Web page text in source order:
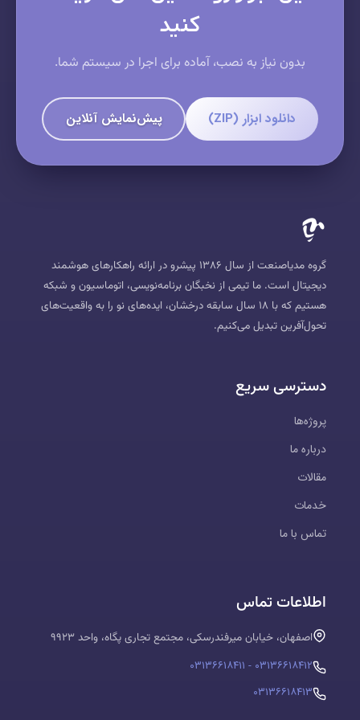
کنید
بدون نیاز به نصب، آماده برای اجرا در سیستم شما.
دانلود ابزار (ZIP) پیش‌نمایش آنلاین
گروه مدیاصنعت از سال ۱۳۸۶ پیشرو در ارائه راهکارهای هوشمند
دیجیتال است. ما تیمی از نخبگان برنامه‌نویسی، اتوماسیون و شبکه
هستیم که با ۱۸ سال سابقه درخشان، ایده‌های نو را به واقعیت‌های
تحول‌آفرین تبدیل می‌کنیم.
دسترسی سریع
پروژه‌ها
درباره ما
مقالات
خدمات
تماس با ما
اطلاعات تماس
اصفهان، خیابان میرفندرسکی، مجتمع تجاری پگاه، واحد ۹۹۲۳
۰۳۱۳۶۶۱۸۴۱۲ - ۰۳۱۳۶۶۱۸۴۱۱
۰۳۱۳۶۶۱۸۴۱۳